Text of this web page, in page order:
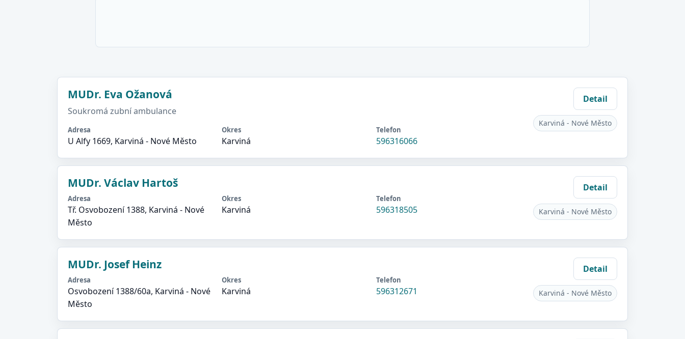
MUDr. Eva Ožanová
Soukromá zubní ambulance
Adresa
U Alfy 1669, Karviná - Nové Město
Okres
Karviná
Telefon
596316066
Detail
Karviná - Nové Město
MUDr. Václav Hartoš
Adresa
Tř. Osvobození 1388, Karviná - Nové
Město
Okres
Karviná
Telefon
596318505
Detail
Karviná - Nové Město
MUDr. Josef Heinz
Adresa
Osvobození 1388/60a, Karviná - Nové
Město
Okres
Karviná
Telefon
596312671
Detail
Karviná - Nové Město